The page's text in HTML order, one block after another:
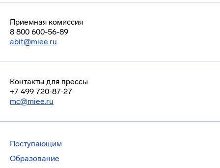
Приемная комиссия
8 800 600-56-89
abit@miee.ru
Контакты для прессы
+7 499 720-87-27
mc@miee.ru
Поступающим
Образование